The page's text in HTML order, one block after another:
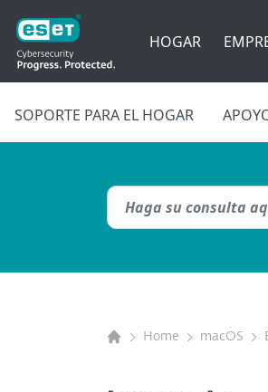
HOGAR
SOPORTE PARA EL HOGAR
Home macOS